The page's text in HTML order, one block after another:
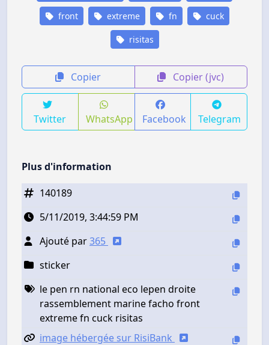
front extreme fn cuck
risitas
Copier Copier (jvc)
Twitter WhatsApp Facebook Telegram
Plus d'information
140189
5/11/2019, 3:44:59 PM
Ajouté par365
sticker
le pen rn national eco lepen droite
rassemblement marine facho front
extreme fn cuck risitas
image hébergée sur RisiBank